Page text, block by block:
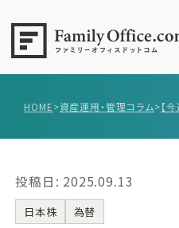
事例紹介
エキスパート一覧
HOME>資産運用・管理コラム>
投稿日: 2025.09.13
日本株 為替